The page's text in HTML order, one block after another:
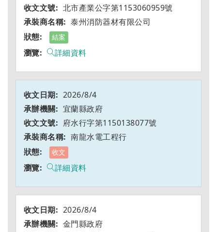
北市產業公字第1153060959號
泰州消防器材有限公司
結案
詳細資料
2026/8/4
宜蘭縣政府
府水行字第1150138077號
南龍水電工程行
收文
詳細資料
2026/8/4
金門縣政府